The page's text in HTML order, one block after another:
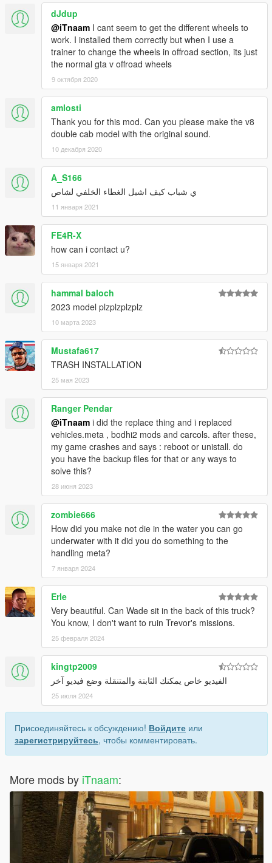
dJdup
@iTnaam I cant seem to get the different wheels to
work. I installed them correctly but when I use a
trainer to change the wheels in offroad section, its just
the normal gta v offroad wheels
9 октября 2020
amlosti
Thank you for this mod. Can you please make the v8
double cab model with the original sound.
10 декабря 2020
A_S166
ي شباب كيف اشيل الغطاء الخلفي لشاص
11 января 2021
FE4R-X
how can i contact u?
15 января 2021
hammal baloch
2023 model plzplzplzplz
10 марта 2023
Mustafa617
TRASH INSTALLATION
25 мая 2023
Ranger Pendar
@iTnaam i did the replace thing and i replaced
vehicles.meta , bodhi2 mods and carcols. after these,
my game crashes and says : reboot or unistall. do
you have the backup files for that or any ways to
solve this?
28 июня 2023
zombie666
How did you make not die in the water you can go
underwater with it did you do something to the
handling meta?
7 января 2024
Erle
Very beautiful. Can Wade sit in the back of this truck?
You know, I don't want to ruin Trevor's missions.
25 февраля 2024
kingtp2009
الفيديو خاص يمكنك الثابتة والمتنقلة وضع فيديو آخر
25 июля 2024
Присоединяйтесь к обсуждению! Войдите или
зарегистрируйтесь, чтобы комментировать.
More mods by iTnaam: